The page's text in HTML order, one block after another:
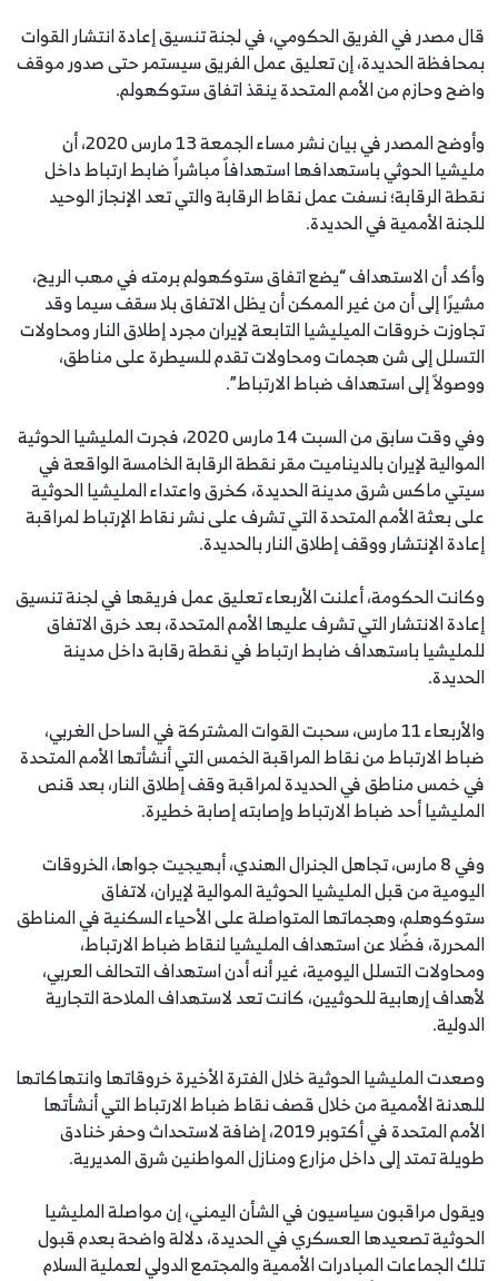
قال مصدر في الفريق الحكومي، في لجنة تنسيق إعادة انتشار القوات
بمحافظة الحديدة، إن تعليق عمل الفريق سيستمر حتى صدور موقف
واضح وحازم من الأمم المتحدة ينقذ اتفاق ستوكهولم.
وأوضح المصدر في بيان نشر مساء الجمعة 13 مارس 2020، أن
مليشيا الحوثي باستهدافها استهدافاً مباشراً ضابط ارتباط داخل
نقطة الرقابة؛ نسفت عمل نقاط الرقابة والتي تعد الإنجاز الوحيد
للجنة الأممية في الحديدة.
وأكد أن الاستهداف “يضع اتفاق ستوكهولم برمته في مهب الريح،
مشيرًا إلى أن من غير الممكن أن يظل الاتفاق بلا سقف سيما وقد
تجاوزت خروقات الميليشيا التابعة لإيران مجرد إطلاق النار ومحاولات
التسلل إلى شن هجمات ومحاولات تقدم للسيطرة على مناطق،
ووصولاً إلى استهداف ضباط الارتباط”.
وفي وقت سابق من السبت 14 مارس 2020، فجرت المليشيا الحوثية
الموالية لإيران بالديناميت مقر نقطة الرقابة الخامسة الواقعة في
سيتي ماكس شرق مدينة الحديدة، كخرق واعتداء المليشيا الحوثية
على بعثة الأمم المتحدة التي تشرف على نشر نقاط الإرتباط لمراقبة
إعادة الإنتشار ووقف إطلاق النار بالحديدة.
وكانت الحكومة، أعلنت الأربعاء تعليق عمل فريقها في لجنة تنسيق
إعادة الانتشار التي تشرف عليها الأمم المتحدة، بعد خرق الاتفاق
للمليشيا باستهداف ضابط ارتباط في نقطة رقابة داخل مدينة
الحديدة.
والأربعاء 11 مارس، سحبت القوات المشتركة في الساحل الغربي،
ضباط الارتباط من نقاط المراقبة الخمس التي أنشأتها الأمم المتحدة
في خمس مناطق في الحديدة لمراقبة وقف إطلاق النار، بعد قنص
المليشيا أحد ضباط الارتباط وإصابته إصابة خطيرة.
وفي 8 مارس، تجاهل الجنرال الهندي، أبهيجيت جواها، الخروقات
اليومية من قبل المليشيا الحوثية الموالية لإيران، لاتفاق
ستوكوهلم، وهجماتها المتواصلة على الأحياء السكنية في المناطق
المحررة، فضًلا عن استهداف المليشيا لنقاط ضباط الارتباط،
ومحاولات التسلل اليومية، غير أنه أدن استهداف التحالف العربي،
لأهداف إرهابية للحوثيين، كانت تعد لاستهداف الملاحة التجارية
الدولية.
وصعدت المليشيا الحوثية خلال الفترة الأخيرة خروقاتها وانتهاكاتها
للهدنة الأممية من خلال قصف نقاط ضباط الارتباط التي أنشأتها
الأمم المتحدة في أكتوبر 2019، إضافة لاستحداث وحفر خنادق
طويلة تمتد إلى داخل مزارع ومنازل المواطنين شرق المديرية.
ويقول مراقبون سياسيون في الشأن اليمني، إن مواصلة المليشيا
الحوثية تصعيدها العسكري في الحديدة، دلالة واضحة بعدم قبول
تلك الجماعات المبادرات الأممية والمجتمع الدولي لعملية السلام